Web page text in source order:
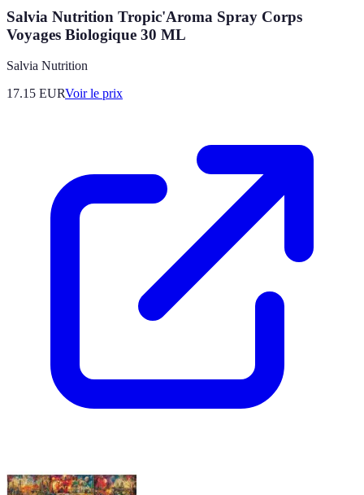
Salvia Nutrition Tropic'Aroma Spray Corps
Voyages Biologique 30 ML
Salvia Nutrition
17.15 EURVoir le prix